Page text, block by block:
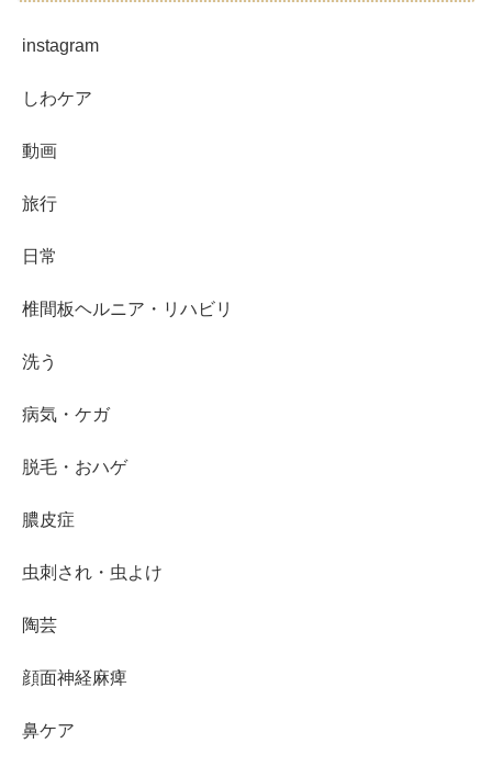
instagram
しわケア
動画
旅行
日常
椎間板ヘルニア・リハビリ
洗う
病気・ケガ
脱毛・おハゲ
膿皮症
虫刺され・虫よけ
陶芸
顔面神経麻痺
鼻ケア